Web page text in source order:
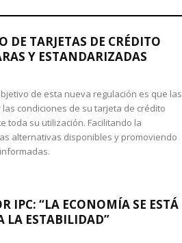
DE TARJETAS DE CRÉDITO
Y ESTANDARIZADAS
de esta nueva regulación es que las
condiciones de su tarjeta de crédito
toda su utilización. Facilitando la
alternativas disponibles y promoviendo
IPC: “LA ECONOMÍA SE ESTÁ
LA ESTABILIDAD”